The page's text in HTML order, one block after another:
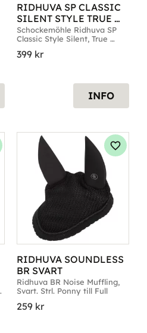
RIDHUVA SP CLASSIC
SILENT STYLE TRUE
NAVY
Schockemöhle Ridhuva SP
Classic Style Silent, True
399 kr
INFO
till i favoriter
RIDHUVA SOUNDLESS
BR SVART
Ridhuva BR Noise Muffling,
Svart. Strl. Ponny till Full
259 kr
Lägg